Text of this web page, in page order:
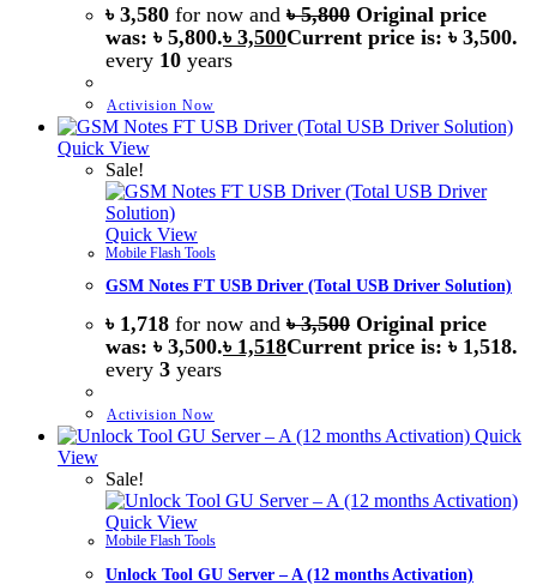
৳ 3,580 for now and৳5,800 Original price
was: ৳ 5,800.৳ 3,500Current price is: ৳ 3,500.
every 10 years
Activision Now
Quick View
Sale!
Quick View
Mobile Flash Tools
GSM Notes FT USB Driver (Total USB Driver Solution)
৳ 1,718 for now and৳3,500 Original price
was: ৳ 3,500.৳ 1,518Current price is: ৳ 1,518.
every 3 years
Activision Now
Quick
View
Sale!
Quick View
Mobile Flash Tools
Unlock Tool GU Server – A (12 months Activation)